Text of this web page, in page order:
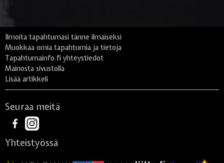
Ilmoita tapahtumasi tänne ilmaiseksi
Muokkaa omia tapahtumia ja tietoja
Tapahtumainfo.fi yhteystiedot
Mainosta sivustolla
Lisää artikkeli
Seuraa meitä
Yhteistyössä